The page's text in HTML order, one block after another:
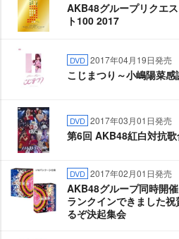
AKB48グループリクエ
ト100 2017
DVD 2017年04月19日発売
こじまつり～小嶋陽菜感
DVD 2017年03月01日発売
第6回 AKB48紅白対抗
DVD 2017年02月01日発売
AKB48グループ同時開
ランクインできました
るぞ決起集会